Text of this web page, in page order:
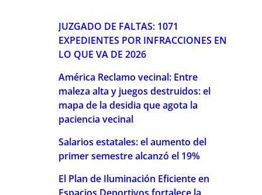
JUZGADO DE FALTAS: 1071
EXPEDIENTES POR INFRACCIONES EN
LO QUE VA DE 2026
América Reclamo vecinal: Entre
maleza alta y juegos destruidos: el
mapa de la desidia que agota la
paciencia vecinal
Salarios estatales: el aumento del
primer semestre alcanzó el 19%
El Plan de Iluminación Eficiente en